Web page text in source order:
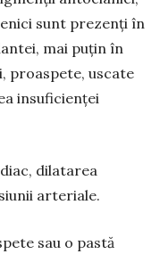
sunt prezenți în
mai puțin în
proaspete, uscate
insuficienței
dilata­rea
arteriale.
sau o pastă